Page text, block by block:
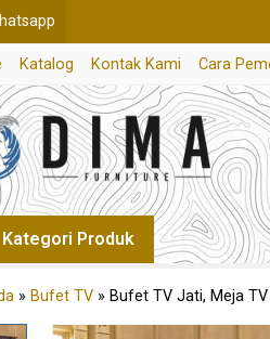
Katalog Kontak Kami Cara
Kategori Produk
» Bufet TV » Bufet TV Jati, Meja